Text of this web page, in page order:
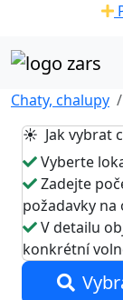
Chaty, chalupy
☀️ Jak vybrat
Vyberte
Zadejte
požadavky na
V detailu
konkrétní